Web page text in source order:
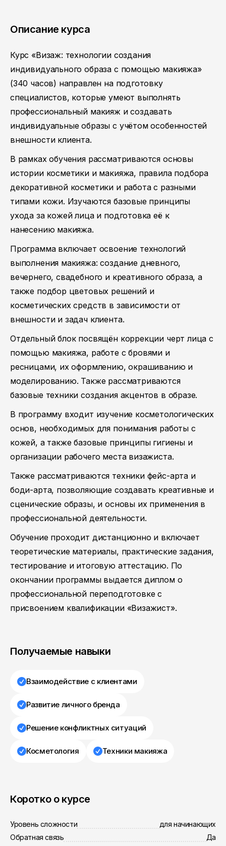
Описание курса
Курс «Визаж: технологии создания
индивидуального образа с помощью макияжа»
(340 часов) направлен на подготовку
специалистов, которые умеют выполнять
профессиональный макияж и создавать
индивидуальные образы с учётом особенностей
внешности клиента.
В рамках обучения рассматриваются основы
истории косметики и макияжа, правила подбора
декоративной косметики и работа с разными
типами кожи. Изучаются базовые принципы
ухода за кожей лица и подготовка её к
нанесению макияжа.
Программа включает освоение технологий
выполнения макияжа: создание дневного,
вечернего, свадебного и креативного образа, а
также подбор цветовых решений и
косметических средств в зависимости от
внешности и задач клиента.
Отдельный блок посвящён коррекции черт лица с
помощью макияжа, работе с бровями и
ресницами, их оформлению, окрашиванию и
моделированию. Также рассматриваются
базовые техники создания акцентов в образе.
В программу входит изучение косметологических
основ, необходимых для понимания работы с
кожей, а также базовые принципы гигиены и
организации рабочего места визажиста.
Также рассматриваются техники фейс-арта и
боди-арта, позволяющие создавать креативные и
сценические образы, и основы их применения в
профессиональной деятельности.
Обучение проходит дистанционно и включает
теоретические материалы, практические задания,
тестирование и итоговую аттестацию. По
окончании программы выдается диплом о
профессиональной переподготовке с
присвоением квалификации «Визажист».
Получаемые навыки
Взаимодействие с клиентами
Развитие личного бренда
Решение конфликтных ситуаций
Косметология Техники макияжа
Коротко о курсе
Уровень сложности
для начинающих
Обратная связь
Да